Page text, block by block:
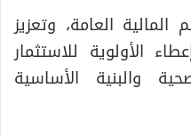
العامة، وتعزيز
الأولوية للاستثمار
والبنية الأساسية